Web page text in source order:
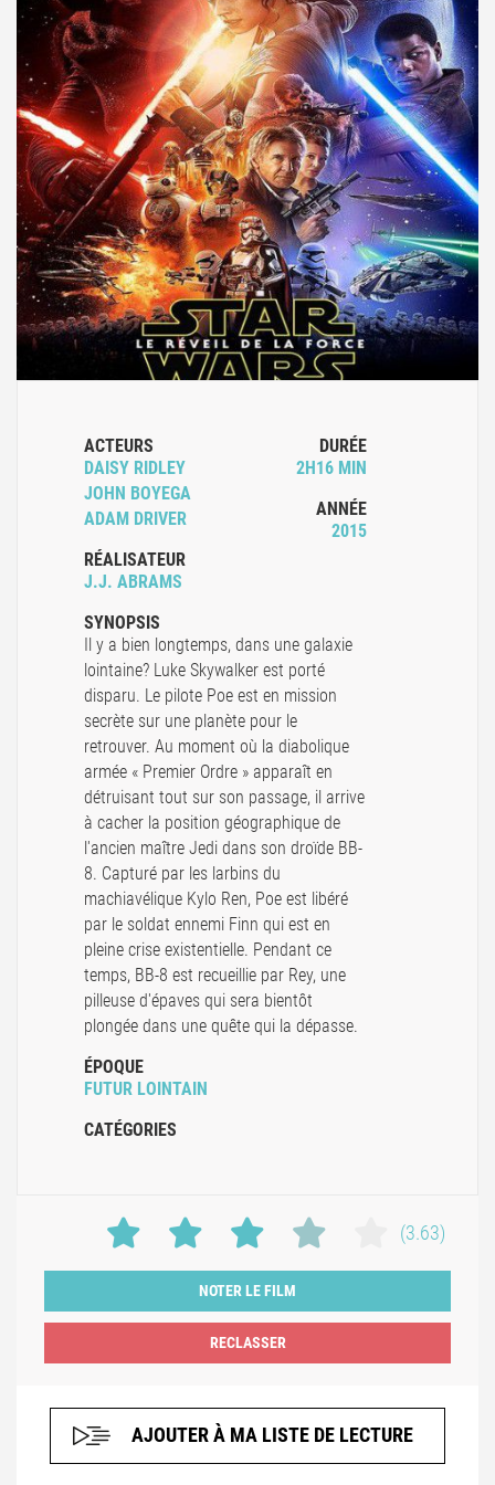
ACTEURS
DAISY RIDLEY
JOHN BOYEGA
ADAM DRIVER
RÉALISATEUR
J.J. ABRAMS
DURÉE
2H16 MIN
ANNÉE
2015
SYNOPSIS
Il y a bien longtemps, dans une galaxie
lointaine? Luke Skywalker est porté
disparu. Le pilote Poe est en mission
secrète sur une planète pour le
retrouver. Au moment où la diabolique
armée « Premier Ordre » apparaît en
détruisant tout sur son passage, il arrive
à cacher la position géographique de
l'ancien maître Jedi dans son droïde BB-
8. Capturé par les larbins du
machiavélique Kylo Ren, Poe est libéré
par le soldat ennemi Finn qui est en
pleine crise existentielle. Pendant ce
temps, BB-8 est recueillie par Rey, une
pilleuse d'épaves qui sera bientôt
plongée dans une quête qui la dépasse.
ÉPOQUE
FUTUR LOINTAIN
CATÉGORIES
(3.63)
NOTER LE FILM
AJOUTER À MA LISTE DE LECTURE